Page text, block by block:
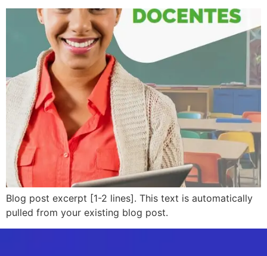
Blog post excerpt [1-2 lines]. This text is automatically
pulled from your existing blog post.